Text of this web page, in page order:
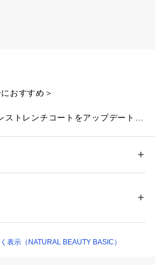
おすすめ＞
トレンチコートをアップデート！
ト位置を高く見せるようベルトル
ドライ弱い タンブル乾燥× ウェット×
商品の品質表示タグをご覧ください
表示（NATURAL BEAUTY BASIC）